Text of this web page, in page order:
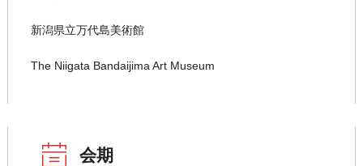
新潟県立万代島美術館
The Niigata Bandaijima Art Museum
会期